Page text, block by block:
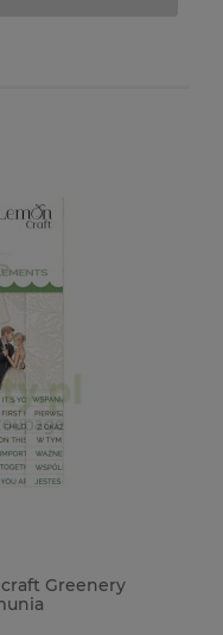
Greenery